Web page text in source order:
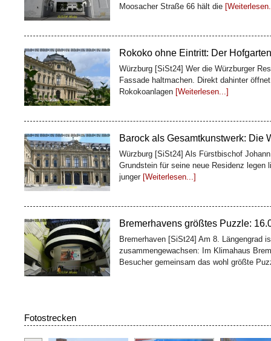
Moosacher Straße 66 hält die
Rokoko ohne Eintritt: Der
Würzburg [SiSt24] Wer die Würzburger
Fassade haltmachen. Direkt dahinter
Rokokoanlagen [Weiterlesen...]
Barock als Gesamtkunstwerk: Die
Würzburg [SiSt24] Als Fürstbischof
Grundstein für seine neue Residenz legen
junger [Weiterlesen...]
Bremerhavens größtes Puzzle:
Bremerhaven [SiSt24] Am 8. Längengrad
zusammengewachsen: Im Klimahaus
Besucher gemeinsam das wohl größte
Würzburg [SiSt24] Wer die Würzburger
Geschichte: Oben glänzen Treppenhaus
Fotostrecken